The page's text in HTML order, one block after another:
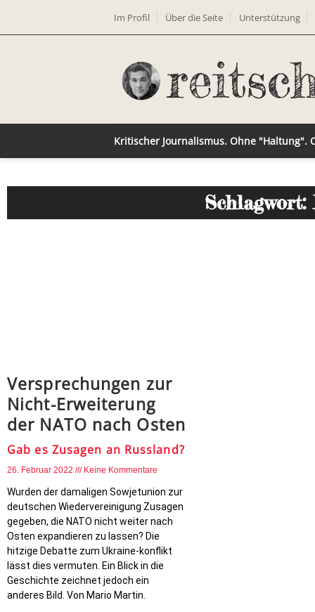
Im Profil Über die Seite Unterstützung
Kritischer Journalismus. Ohne "Haltung".
Schlagwort:
Versprechungen zur
Nicht-Erweiterung
der NATO nach Osten
Gab es Zusagen an Russland?
26. Februar 2022 Keine Kommentare
Wurden der damaligen Sowjetunion zur
deutschen Wiedervereinigung Zusagen
gegeben, die NATO nicht weiter nach
Osten expandieren zu lassen? Die
hitzige Debatte zum Ukraine-konflikt
lässt dies vermuten. Ein Blick in die
Geschichte zeichnet jedoch ein
anderes Bild. Von Mario Martin.